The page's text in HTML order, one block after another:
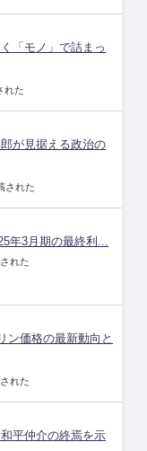
「モノ」で詰まっ
れた
が見据える政治の
された
年3月期の最終利...
れた
ン価格の最新動向と
れた
平仲介の終焉を示